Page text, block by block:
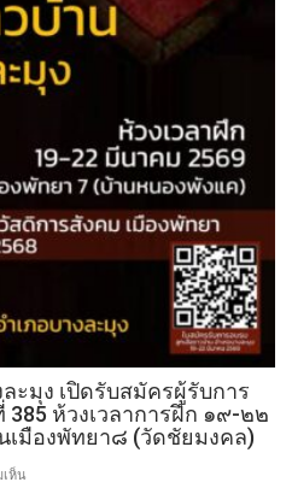
ะมุง เปิดรับสมัครผู้รับการ
ห้วงเวลาการฝึก ๑๙-๒๒
มืองพัทยา๘ (วัดชัยมงคล)
ห็น